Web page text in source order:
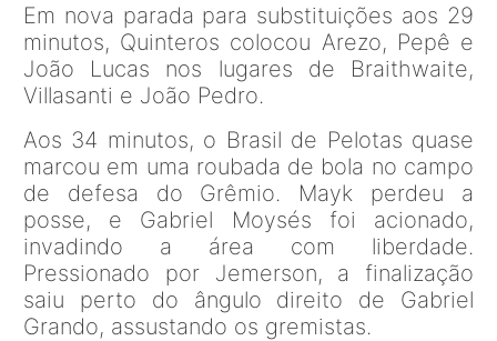
Em nova parada para substituições aos 29
minutos, Quinteros colocou Arezo, Pepê e
João Lucas nos lugares de Braithwaite,
Villasanti e João Pedro.
Aos 34 minutos, o Brasil de Pelotas quase
marcou em uma roubada de bola no campo
de defesa do Grêmio. Mayk perdeu a
posse, e Gabriel Moysés foi acionado,
invadindo a área com liberdade.
Pressionado por Jemerson, a finalização
saiu perto do ângulo direito de Gabriel
Grando, assustando os gremistas.